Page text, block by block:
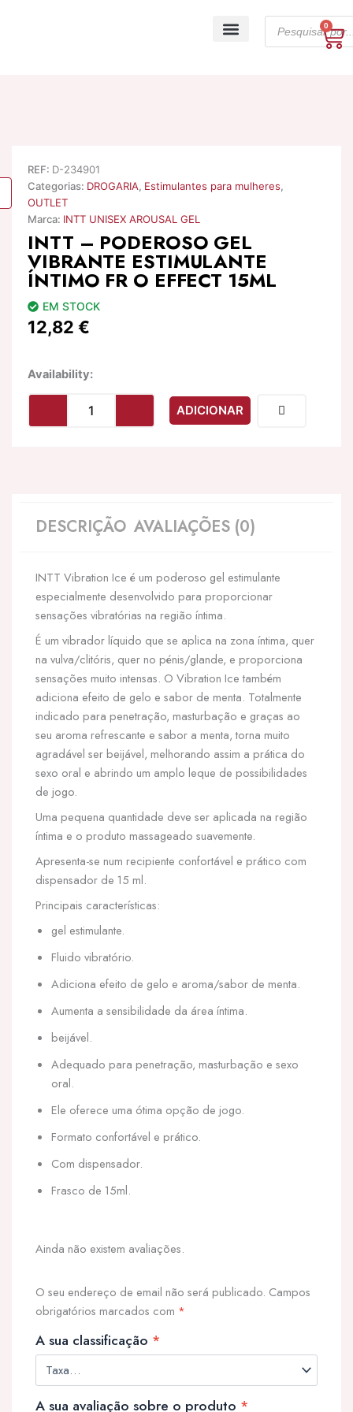
search
0
REF: D-234901
Categorias: DROGARIA, Estimulantes para mulheres,
OUTLET
Marca: INTT UNISEX AROUSAL GEL
INTT – PODEROSO GEL
VIBRANTE ESTIMULANTE
ÍNTIMO FR O EFFECT 15ML
EM STOCK
12,82 €
Availability:Quantidade
INTT
O
ADICIONAR
DESCRIÇÃO AVALIAÇÕES (0)
INTT Vibration Ice é um poderoso gel estimulante
especialmente desenvolvido para proporcionar
sensações vibratórias na região íntima.
É um vibrador líquido que se aplica na zona íntima, quer
na vulva/clitóris, quer no pénis/glande, e proporciona
sensações muito intensas. O Vibration Ice também
adiciona efeito de gelo e sabor de menta. Totalmente
indicado para penetração, masturbação e graças ao
seu aroma refrescante e sabor a menta, torna muito
agradável ser beijável, melhorando assim a prática do
sexo oral e abrindo um amplo leque de possibilidades
de jogo.
Uma pequena quantidade deve ser aplicada na região
íntima e o produto massageado suavemente.
Apresenta-se num recipiente confortável e prático com
dispensador de 15 ml.
Principais características:
gel estimulante.
Fluido vibratório.
Adiciona efeito de gelo e aroma/sabor de menta.
Aumenta a sensibilidade da área íntima.
beijável.
Adequado para penetração, masturbação e sexo
oral.
Ele oferece uma ótima opção de jogo.
Formato confortável e prático.
Com dispensador.
Frasco de 15ml.
Ainda não existem avaliações.
O seu endereço de email não será publicado. Campos
obrigatórios marcados com *
A sua classificação *
A sua avaliação sobre o produto *